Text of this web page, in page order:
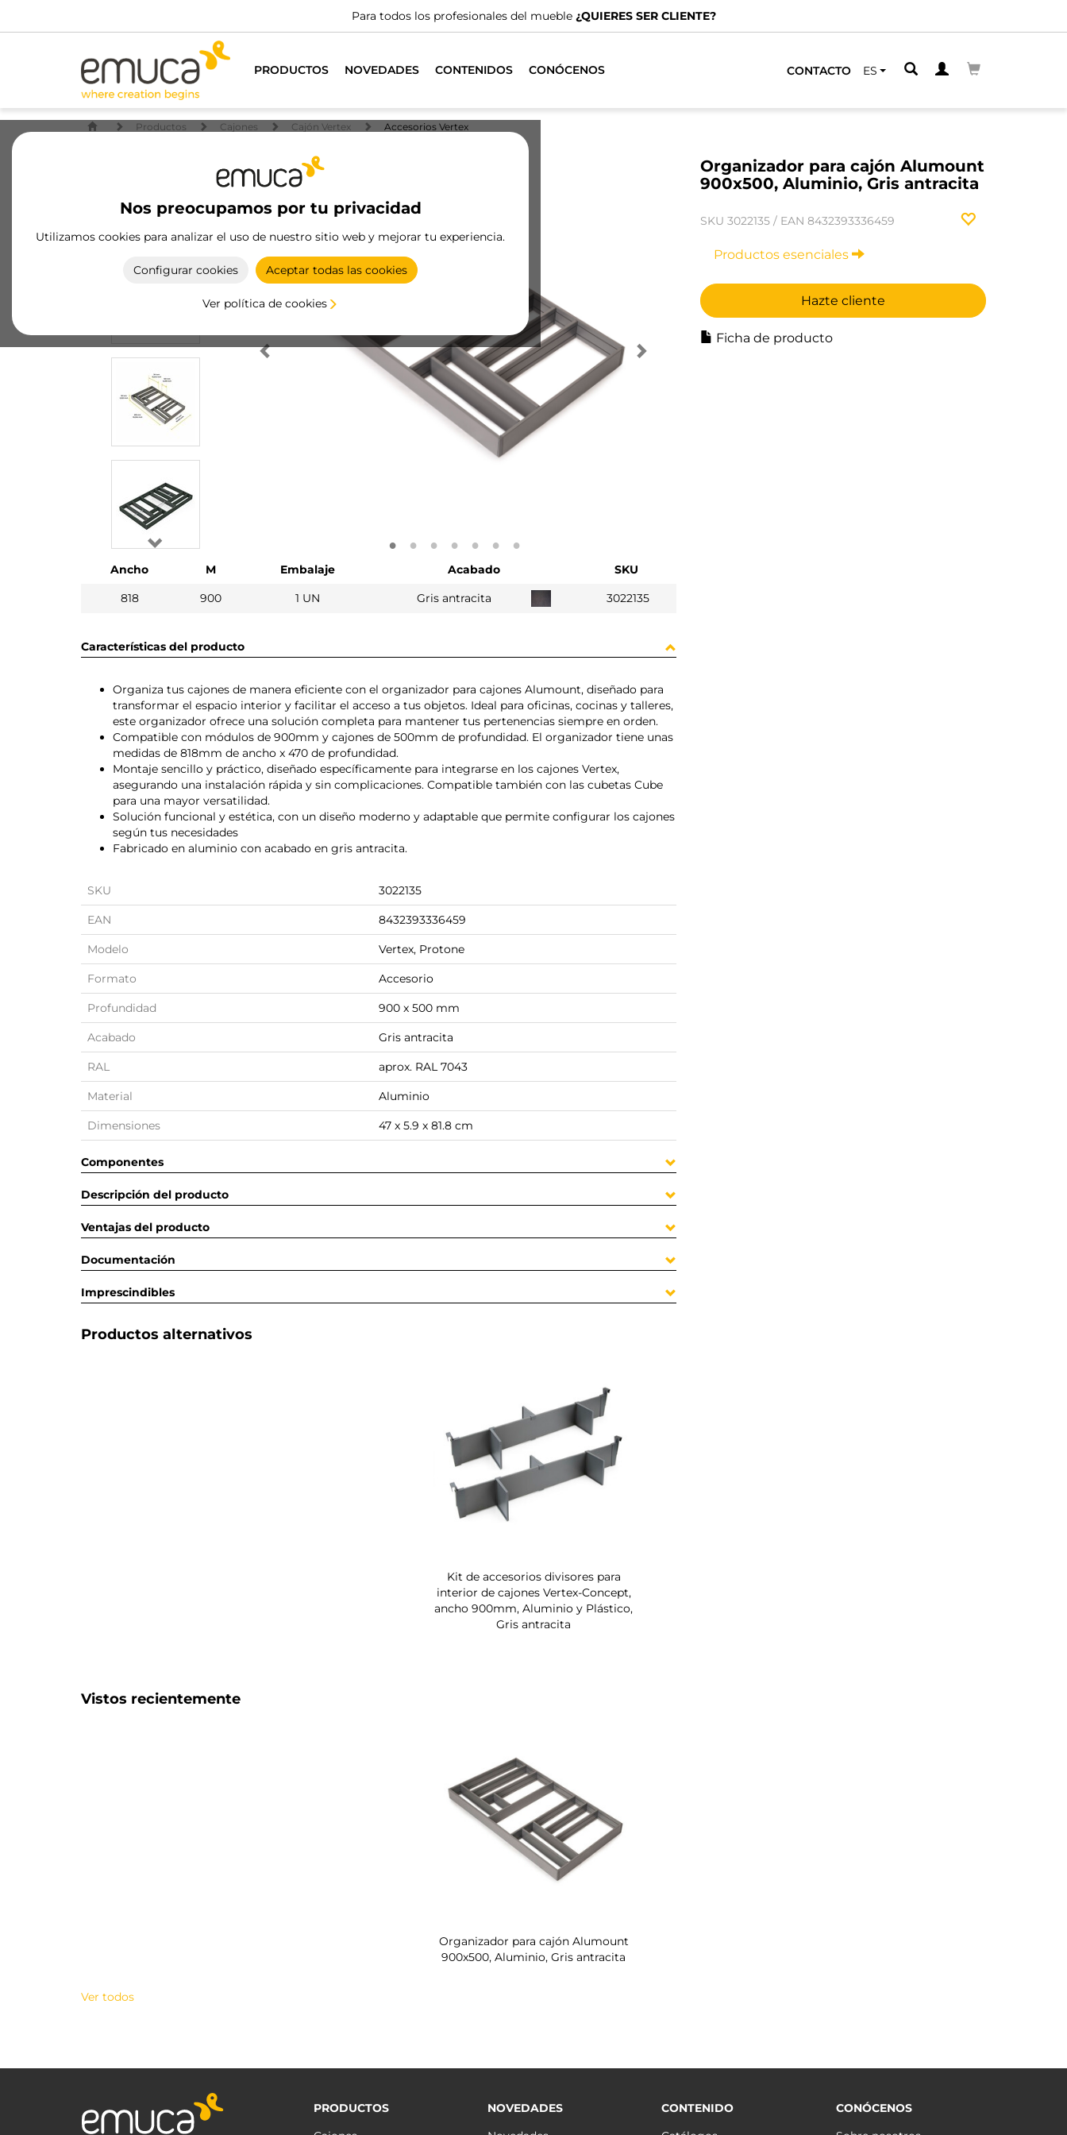
Para todos los profesionales del mueble ¿QUIERES SER CLIENTE?
PRODUCTOS NOVEDADES CONTENIDOS CONÓCENOS CONTACTO ES
Nos preocupamos por tu privacidad
Utilizamos cookies para analizar el uso de nuestro sitio web y mejorar tu experiencia.
Configurar cookies Aceptar todas las cookies
Ver política de cookies
Productos Cajones Cajón Vertex Accesorios Vertex
Organizador para cajón Alumount
900x500, Aluminio, Gris antracita
SKU 3022135 / EAN 8432393336459
Productos esenciales
Hazte cliente
Ficha de producto
Ancho M Embalaje Acabado
SKU
818
900 1 UN Gris antracita 3022135
Características del producto
Organiza tus cajones de manera eficiente con el organizador para cajones Alumount, diseñado para
transformar el espacio interior y facilitar el acceso a tus objetos. Ideal para oficinas, cocinas y talleres,
este organizador ofrece una solución completa para mantener tus pertenencias siempre en orden.
Compatible con módulos de 900mm y cajones de 500mm de profundidad. El organizador tiene unas
medidas de 818mm de ancho x 470 de profundidad.
Montaje sencillo y práctico, diseñado específicamente para integrarse en los cajones Vertex,
asegurando una instalación rápida y sin complicaciones. Compatible también con las cubetas Cube
para una mayor versatilidad.
Solución funcional y estética, con un diseño moderno y adaptable que permite configurar los cajones
según tus necesidades
Fabricado en aluminio con acabado en gris antracita.
SKU 3022135
EAN 8432393336459
Modelo Vertex, Protone
Formato Accesorio
Profundidad 900 x 500 mm
Acabado Gris antracita
RAL aprox. RAL 7043
Material Aluminio
Dimensiones 47 x 5.9 x 81.8 cm
Componentes
Descripción del producto
Ventajas del producto
Documentación
Imprescindibles
Productos alternativos
Kit de accesorios divisores para
interior de cajones Vertex-Concept,
ancho 900mm, Aluminio y Plástico,
Gris antracita
Vistos recientemente
Organizador para cajón Alumount
900x500, Aluminio, Gris antracita
Ver todos
PRODUCTOS
NOVEDADES
CONTENIDO
CONÓCENOS